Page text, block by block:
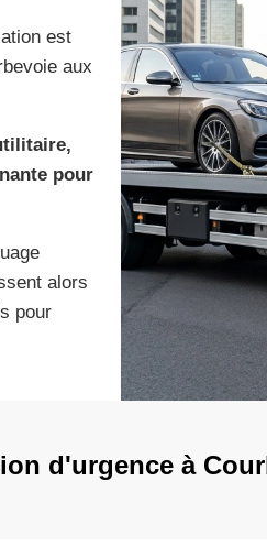
est
aux
pour
alors
pour
d'urgence à